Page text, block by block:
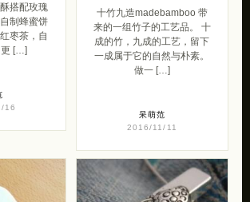
搭配玫瑰
制蜂蜜饼
枣茶，自
更 […]
16
十竹九造madebamboo 带
来的一组竹子的工艺品。 十
成的竹，九成的工艺，留下
一成属于它的自然与朴素。
做一 […]
呆萌范
2016/11/11